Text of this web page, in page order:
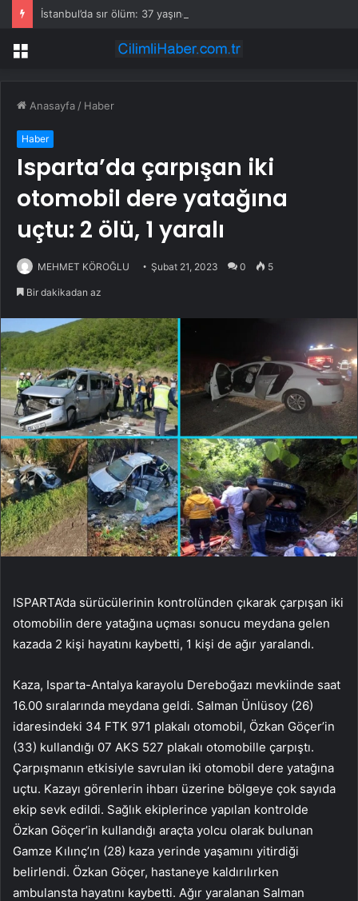
Menü
Anasayfa / Haber
Haber
Isparta’da çarpışan iki
otomobil dere yatağına
uçtu: 2 ölü, 1 yaralı
MEHMET KÖROĞLU Şubat 21, 2023 0 5
Bir dakikadan az
ISPARTA’da sürücülerinin kontrolünden çıkarak çarpışan iki
otomobilin dere yatağına uçması sonucu meydana gelen
kazada 2 kişi hayatını kaybetti, 1 kişi de ağır yaralandı.
Kaza, Isparta-Antalya karayolu Dereboğazı mevkiinde saat
16.00 sıralarında meydana geldi. Salman Ünlüsoy (26)
idaresindeki 34 FTK 971 plakalı otomobil, Özkan Göçer’in
(33) kullandığı 07 AKS 527 plakalı otomobille çarpıştı.
Çarpışmanın etkisiyle savrulan iki otomobil dere yatağına
uçtu. Kazayı görenlerin ihbarı üzerine bölgeye çok sayıda
ekip sevk edildi. Sağlık ekiplerince yapılan kontrolde
Özkan Göçer’in kullandığı araçta yolcu olarak bulunan
Gamze Kılınç’ın (28) kaza yerinde yaşamını yitirdiği
belirlendi. Özkan Göçer, hastaneye kaldırılırken
ambulansta hayatını kaybetti. Ağır yaralanan Salman